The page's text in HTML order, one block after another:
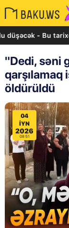
- Bu tarixdən...
"Dedi, səni
qarşılamaq
öldürüldü
04
IYN
2026
08:51